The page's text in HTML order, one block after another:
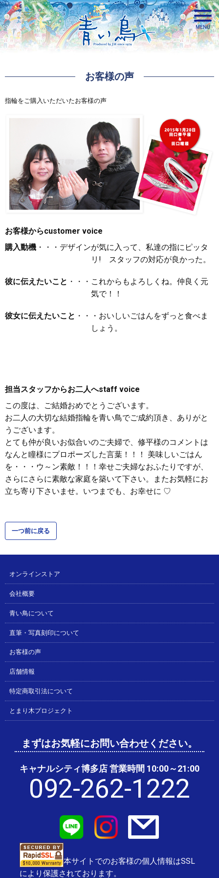
お客様の声
指輪をご購入いただいたお客様の声
お客様からcustomer voice
購入動機 ・・・デザインが気に入って、私達の指にピッタ
リ! スタッフの対応が良かった。
彼に伝えたいこと ・・・これからもよろしくね。仲良く元
気で！！
彼女に伝えたいこと ・・・おいしいごはんをずっと食べま
しょう。
担当スタッフからお二人へstaff voice
この度は、ご結婚おめでとうございます。
お二人の大切な結婚指輪を青い鳥でご成約頂き、ありがと
うございます。
とても仲が良いお似合いのご夫婦で、修平様のコメントは
なんと瞳様にプロポーズした言葉！！！ 美味しいごはん
を・・・ウ～ン素敵！！！幸せご夫婦なおふたりですが、
さらにさらに素敵な家庭を築いて下さい。またお気軽にお
立ち寄り下さいませ。いつまでも、お幸せに ♡
一つ前に戻る
オンラインストア
会社概要
青い鳥について
直筆・写真刻印について
お客様の声
店舗情報
特定商取引法について
とまり木プロジェクト
まずはお気軽にお問い合わせください。
キャナルシティ博多店 営業時間 10:00～21:00
092-262-1222
本サイトでのお客様の個人情報はSSL
により保護されております。